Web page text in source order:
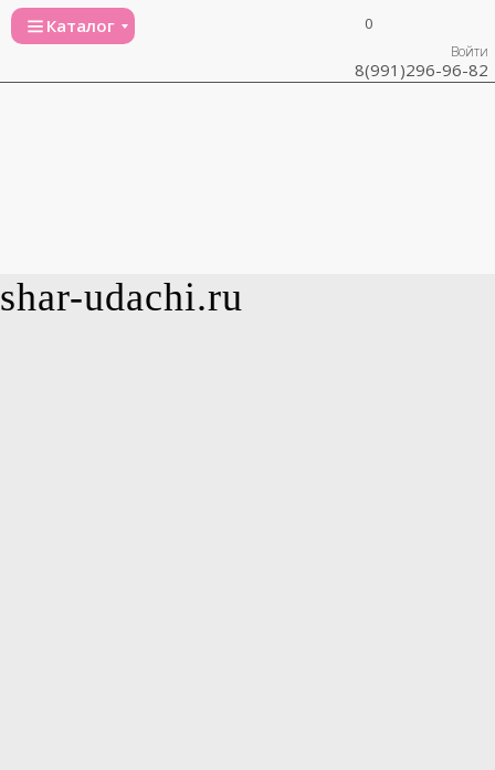
Каталог
Войти
0
8(991)296-96-82
shar-udachi.ru